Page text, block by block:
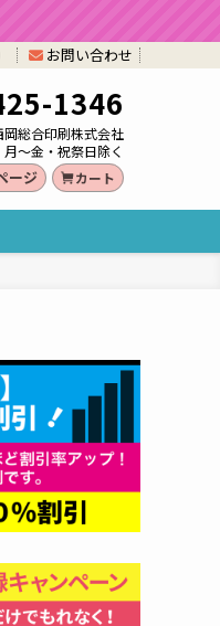
お問い合わせ
1346
岡総合印刷株式会社
～金・祝祭日除く
ージ カート